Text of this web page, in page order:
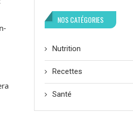
NOS CATÉGORIES
Nutrition
Recettes
Santé